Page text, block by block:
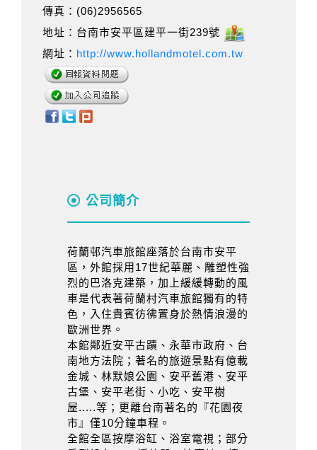
傳真：(06)2956565
地址：台南市安平區建平一街239號
網址： http://www.hollandmotel.com.tw
公司簡介
荷蘭邨汽車旅館座落於台南市安平
區，外館採用17世紀華麗、雕塑性強
烈的巴洛克建築，加上緩緩轉動的風
車是代表著荷蘭村汽車旅館獨有的特
色，入住貴賓彷彿置身於熱情浪漫的
歐洲世界。
本館鄰近安平古蹟、永華市政府、台
南地方法院；著名的旅遊景點有億載
金城、林默娘公園、安平舊港、安平
古堡、安平老街、小吃、安平樹
屋.....等；更離台南著名的『花園夜
市』僅10分鐘車程。
全館全區按摩浴缸、浴室電視；部分